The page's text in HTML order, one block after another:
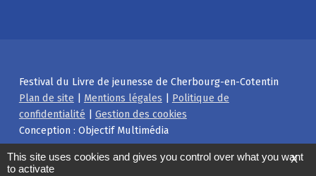
Festival du Livre de jeunesse de Cherbourg-en-Cotentin
Plan de site | Mentions légales | Politique de
confidentialité | Gestion des cookies
Conception : Objectif Multimédia
Facebook
Instagram
Back to top ↑ X
This site uses cookies and gives you control over what you want
to activate